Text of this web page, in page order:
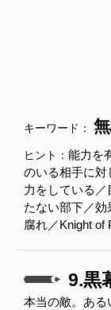
キーワード：
ヒント： 能力を
のいる相手に対
力をしている
たない部下／
腐れ／Knight of
9.黒
本当の敵。ある